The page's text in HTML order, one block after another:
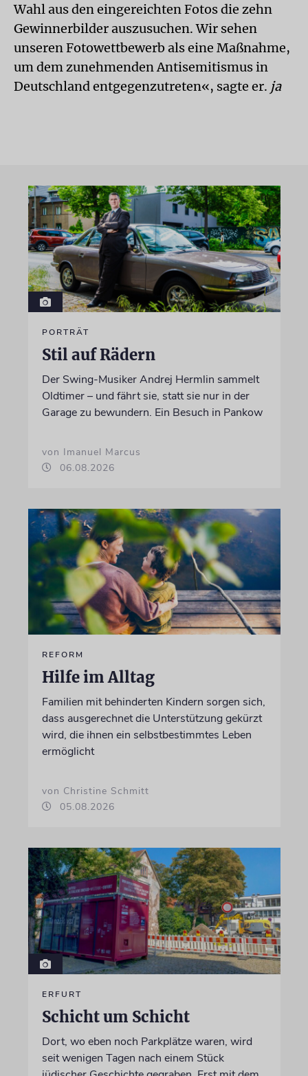
Wahl aus den eingereichten Fotos die zehn
Gewinnerbilder auszusuchen. Wir sehen
unseren Fotowettbewerb als eine Maßnahme,
um dem zunehmenden Antisemitismus in
Deutschland entgegenzutreten«, sagte er. ja
PORTRÄT
Stil auf Rädern
Der Swing-Musiker Andrej Hermlin sammelt
Oldtimer – und fährt sie, statt sie nur in der
Garage zu bewundern. Ein Besuch in Pankow
von Imanuel Marcus
06.08.2026
REFORM
Hilfe im Alltag
Familien mit behinderten Kindern sorgen sich,
dass ausgerechnet die Unterstützung gekürzt
wird, die ihnen ein selbstbestimmtes Leben
ermöglicht
von Christine Schmitt
05.08.2026
ERFURT
Schicht um Schicht
Dort, wo eben noch Parkplätze waren, wird
seit wenigen Tagen nach einem Stück